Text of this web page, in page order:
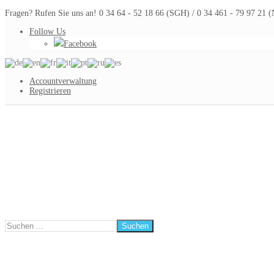
Fragen? Rufen Sie uns an! 0 34 64 - 52 18 66 (SGH) / 0 34 461 - 79 97 21
Follow Us
Facebook
Accountverwaltung
Registrieren